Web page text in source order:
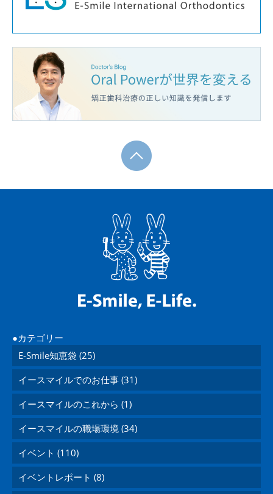
カテゴリー
E-Smile知恵袋 (25)
イースマイルでのお仕事 (31)
イースマイルのこれから (1)
イースマイルの職場環境 (34)
イベント (110)
イベントレポート (8)